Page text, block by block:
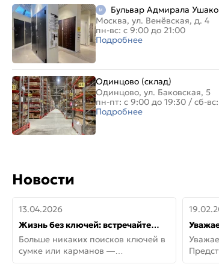
Бульвар Адмирала
Москва, ул. Венёвская, д. 4
пн-вс: с 9:00 до 21:00
Подробнее
Одинцово (склад)
Одинцово, ул. Баковская, 5
пн-пт: с 9:00 до 19:30 / сб-
Подробнее
Новости
13.04.2026
Жизнь без ключей: встречайте
новую дверь СИТИ ИНТЕГРА
АйКью!
Больше никаких поисков ключей в
сумке или карманов —
представляем СИТИ ИНТЕГРА